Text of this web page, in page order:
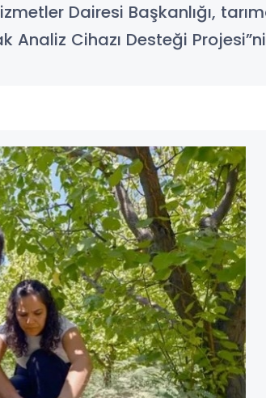
Dairesi Başkanlığı,
Cihazı Desteği